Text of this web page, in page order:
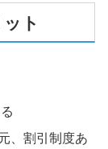
ト
、割引制度あ